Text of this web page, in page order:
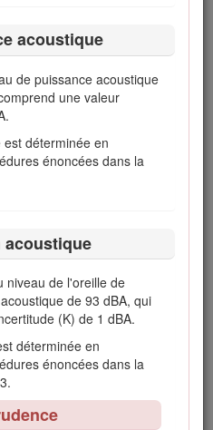
acoustique
de puissance acoustique
une valeur
déterminée en
énoncées dans la
acoustique
niveau de l'oreille de
de 93 dBA, qui
(K) de 1 dBA.
déterminée en
énoncées dans la
particulière.
reportez-vous à
du produit fournie
les gaz d'échappement
des cancers, des
et autres troubles de la
à la section 4442 ou 4443 du
de Californie si vous utilisez
boisée, broussailleuse ou